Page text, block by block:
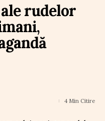
rudelor
4 Min Citire